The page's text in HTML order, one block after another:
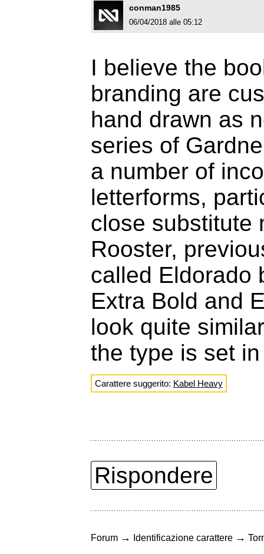
conman1985
06/04/2018 alle 05:12
I believe the
branding are
hand drawn as
series of
a number of
letterforms,
close substitute
Rooster,
called Eldorado
Extra Bold and
look quite
the type is set
Carattere suggerito: Kabel Heavy
Rispondere
Forum → Identificazione carattere →